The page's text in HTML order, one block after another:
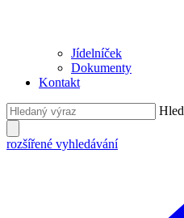
Jídelníček
Dokumenty
Kontakt
rozšířené vyhledávání